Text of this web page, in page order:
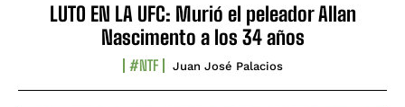
LUTO EN LA UFC: Murió el peleador Allan
Nascimento a los 34 años
#NTF Juan José Palacios